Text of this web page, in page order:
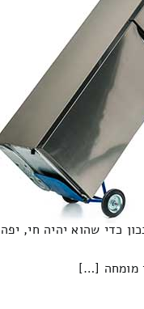
כדי שהוא יהיה חי, יפה
מומחה […]